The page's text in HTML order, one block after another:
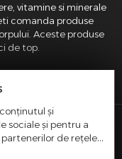
vitamine si minerale
comanda produse
Aceste produse
de top.
Adresa: Str.
și
sociale și pentru a
de rețele
cu privire la